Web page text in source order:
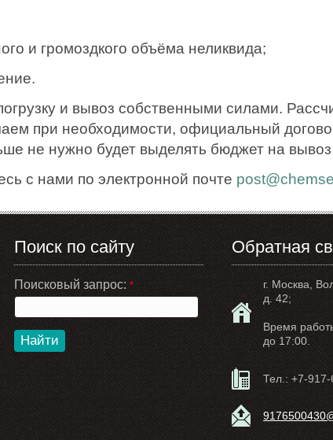
и громоздкого объёма неликвида;
и вывоз собственными силами.
при необходимости, официальный
не нужно будет выделять бюджет на
с нами по электронной почте
Поиск по сайту
Поисковый запрос:*
Найти
Обратная
г. Москва,
д. 42;
Время
до 17:00.
Тел.:+7-